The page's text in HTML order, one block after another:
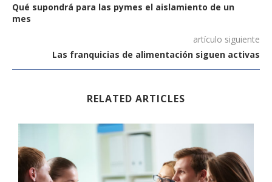
Qué supondrá para las pymes el aislamiento de un
mes
artículo siguiente
Las franquicias de alimentación siguen activas
RELATED ARTICLES